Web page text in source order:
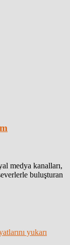
medya kanalları,
buluşturan